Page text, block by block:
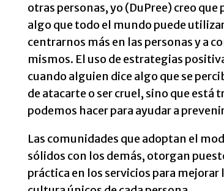
otras personas, yo (DuPree) creo que
algo que todo el mundo puede
centrarnos más en las personas y a
mismos. El uso de estrategias
cuando alguien dice algo que se
de atacarte o ser cruel, sino que está
podemos hacer para ayudar a
Las comunidades que adoptan el
sólidos con los demás, otorgan
práctica en los servicios para